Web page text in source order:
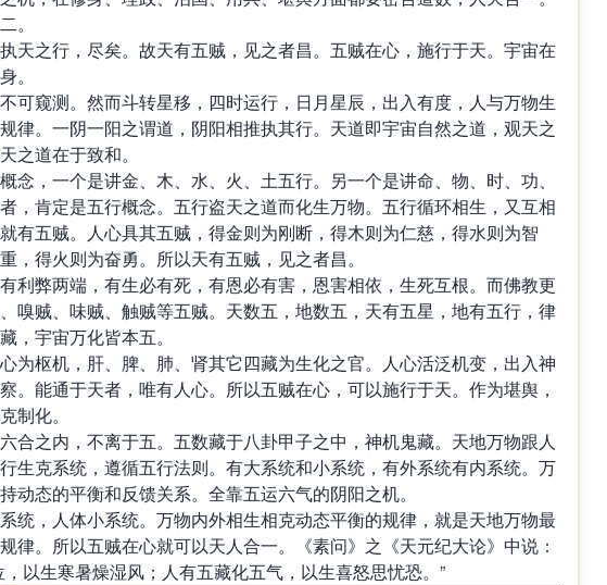
。
之行，尽矣。故天有五贼，见之者昌。五贼在心，施行于天。宇宙在
。
窥测。然而斗转星移，四时运行，日月星辰，出入有度，人与万物生
律。一阴一阳之谓道，阴阳相推执其行。天道即宇宙自然之道，观天之
之道在于致和。
，一个是讲金、木、水、火、土五行。另一个是讲命、物、时、功、
，肯定是五行概念。五行盗天之道而化生万物。五行循环相生，又互相
有五贼。人心具其五贼，得金则为刚断，得木则为仁慈，得水则为智
，得火则为奋勇。所以天有五贼，见之者昌。
弊两端，有生必有死，有恩必有害，恩害相依，生死互根。而佛教更
嗅贼、味贼、触贼等五贼。天数五，地数五，天有五星，地有五行，律
，宇宙万化皆本五。
枢机，肝、脾、肺、肾其它四藏为生化之官。人心活泛机变，出入神
。能通于天者，唯有人心。所以五贼在心，可以施行于天。作为堪舆，
制化。
之内，不离于五。五数藏于八卦甲子之中，神机鬼藏。天地万物跟人
生克系统，遵循五行法则。有大系统和小系统，有外系统有内系统。万
动态的平衡和反馈关系。全靠五运六气的阴阳之机。
，人体小系统。万物内外相生相克动态平衡的规律，就是天地万物最
律。所以五贼在心就可以天人合一。《素问》之《天元纪大论》中说：
，以生寒暑燥湿风；人有五藏化五气，以生喜怒思忧恐。”